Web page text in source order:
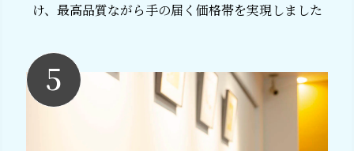
け、最高品質ながら手の届く価格帯を実現しました
5